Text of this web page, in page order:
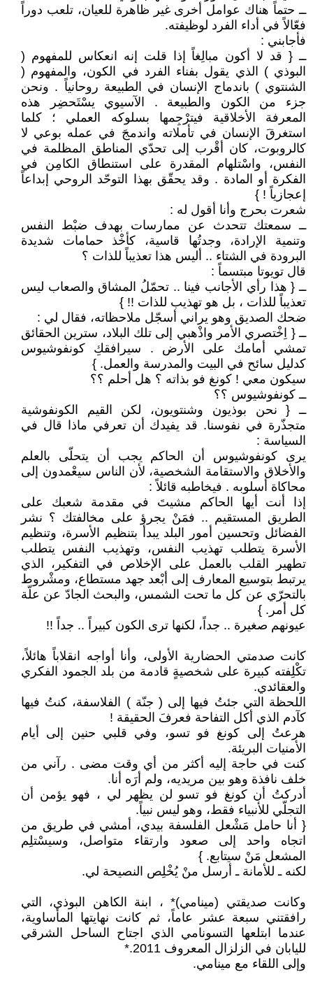
ــ حتماً هناك عوامل أخرى غير ظاهرة للعيان، تلعب دوراً
فعّالاً في أداء الفرد لوظيفته.
فأجابني :
ــ { قد لا أكون مبالِغاً إذا قلت إنه انعكاس للمفهوم (
البوذي ) الذي يقول بفناء الفرد في الكون، والمفهوم (
الشنتوي ) باندماج الإنسان في الطبيعة روحانياً . ونحن
جزء من الكون والطبيعة . الآسيوي يسْتَحضِر هذه
المعرفة الأخلاقية فيترْجِمها بسلوكه العملي ؛ كلما
استغرقَ الإنسان في تأملاته واندمجَ في عمله بوعي لا
كالروبوت، كان أقْرب إلى تحدّي المناطق المظلمة في
النفس، واسْتلهام المقدرة على استنطاق الكامِن في
الفكرة أو المادة . وقد يحقّق بهذا التوحّد الروحي إبداعاً
إعجازياً ! }
شعرت بحرج وأنا أقول له :
ــ سمعتك تتحدث عن ممارسات بهدف ضبْط النفس
وتنمية الإرادة، وجدتُها قاسية، كأخْذ حمامات شديدة
البرودة في الشتاء .. أليس هذا تعذيباً للذات ؟
قال تويوتا مبتسماً :
ــ { هذا رأي الأجانب فينا .. تحمّلُ المشاق والصعاب ليس
تعذيباً للذات ، بل هو تهذيب للذات !! }
ضحك الصديق وهو يراني أسجّل ملاحظاته، فقال لي :
ــ { اِخْتصري الأمر واذْهبي إلى تلك البلاد، سترين الحقائق
تمشي أمامك على الأرض . سيرافقكِ كونفوشيوس
كدليل سائح في البيت والمدرسة والعمل. }
سيكون معي ! كونغ فو بذاته ؟ هل أحلم ؟؟
ــ كونفوشيوس ؟؟
ــ { نحن بوذيون وشنتويون، لكن القيم الكونفوشية
متجذّرة في نفوسنا. قد يفيدك أن تعرفي ماذا قال في
السياسة :
يرى كونفوشيوس أن الحاكم يجب أن يتحلّى بالعلم
والأخلاق والاستقامة الشخصية، لأن الناس سيعْمدون إلى
محاكاة أسلوبه . فيخاطبه قائلاً :
إذا أنت أيها الحاكم مشيتَ في مقدمة شعبك على
الطريق المستقيم .. فمَنْ يجرؤ على مخالفتك ؟ نشر
الفضائل وتحسين أمور البلد يبدأ بتنظيم الأسرة، وتنظيم
الأسرة يتطلب تهذيب النفس، وتهذيب النفس يتطلب
تطهير القلب بالعمل على الإخلاص في التفكير، الذي
يرتبط بتوسيع المعارف إلى أبْعد جهد مستطاع، ومشْروط
بالتحرّي عن كل ما تحت الشمس، والبحث الجادّ عن علّة
كل أمر. }
عيونهم صغيرة .. جداً، لكنها ترى الكون كبيراً .. جداً !!
كانت صدمتي الحضارية الأولى، وأنا أواجه انقلاباً هائلاً،
تكْلِفته كبيرة على شخصيةٍ قادمة من بلد الجمود الفكري
والعقائدي.
اللحظة التي جئتُ فيها إلى ( جنّة ) الفلاسفة، كنتُ فيها
كآدم الذي أكل التفاحة فعرفَ الحقيقة !
هرعتُ إلى كونغ فو تسو، وفي قلبي حنين إلى أيام
الأمنيات البريئة.
كنت في حاجة إليه أكثر من أي وقت مضى . رآني من
خلف نافذة وهو بين مريديه، ولم أرَه أنا.
أدركتُ أن كونغ فو تسو لن يظهر لي ، فهو يؤمن أن
التجلّي للأنبياء فقط، وهو ليس نبياً.
{ أنا حامل مَشْعل الفلسفة بيدي، أمشي في طريق من
اتجاه واحد إلى صعود وارتقاء متواصل، وسيسْتلِم
المشعل مَنْ سيتابع. }
لكنه ـ للأمانة ـ أرسل منْ يُخْلِص النصيحة لي.
وكانت صديقتي (مينامي)* ، ابنة الكاهن البوذي، التي
رافقتني سبعة عشر عاماً، ثم كانت نهايتها المأساوية،
عندما ابتلعها التسونامي الذي اجتاح الساحل الشرقي
لليابان في الزلزال المعروف 2011.*
وإلى اللقاء مع مينامي.